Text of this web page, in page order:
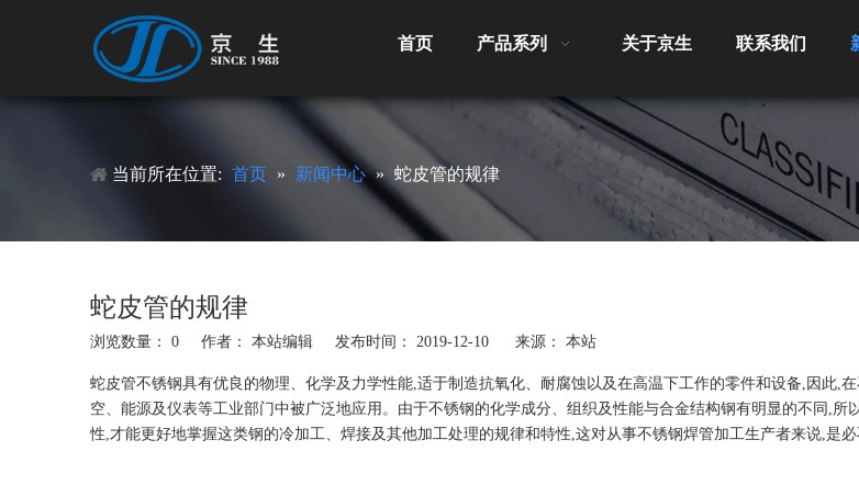
首页 产品系列 关于京生 联系我们
当前所在位置: 首页 » 新闻中心 » 蛇皮管的规律
蛇皮管的规律
浏览数量： 0 作者： 本站编辑 发布时间： 2019-12-10 来源： 本站
蛇皮管不锈钢具有优良的物理、化学及力学性能,适于制造抗氧化、耐腐蚀以及在高温下工作的零件和设备,因此,
空、能源及仪表等工业部门中被广泛地应用。由于不锈钢的化学成分、组织及性能与合金结构钢有明显的不同,所
性,才能更好地掌握这类钢的冷加工、焊接及其他加工处理的规律和特性,这对从事不锈钢焊管加工生产者来说,是